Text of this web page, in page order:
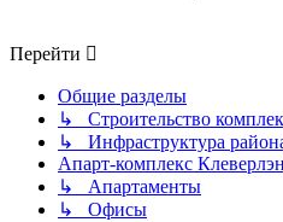
Перейти
Общие разделы
↳ Строительство
↳ Инфраструктура
Апарт-комплекс
↳ Апартаменты
↳ Офисы